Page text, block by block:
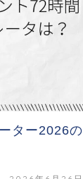
ター2026の